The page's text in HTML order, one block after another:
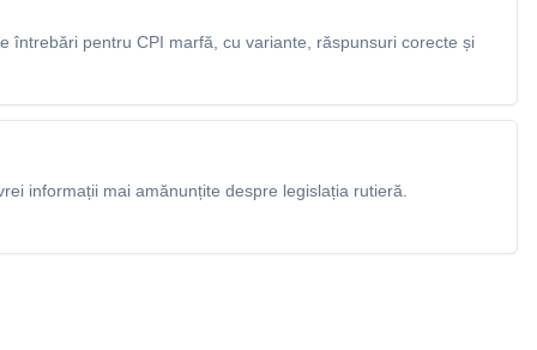
întrebări pentru CPI marfă, cu variante, răspunsuri corecte și
informații mai amănunțite despre legislația rutieră.